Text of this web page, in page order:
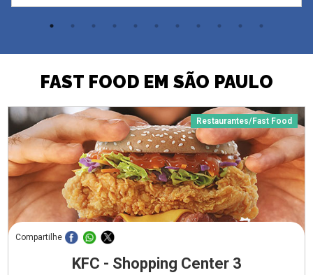
FAST FOOD EM SÃO PAULO
Restaurantes/Fast Food
Compartilhe
KFC - Shopping Center 3